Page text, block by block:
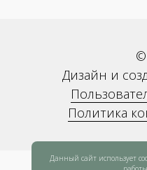
©
Дизайн и
Политика
Данный сайт использует